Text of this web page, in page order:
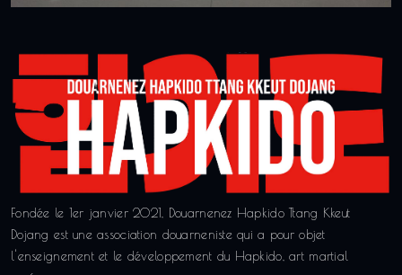
Fondée le 1er janvier 2021, Douarnenez Hapkido Ttang Kkeut
Dojang est une association douarneniste qui a pour objet
l'enseignement et le développement du Hapkido, art martial